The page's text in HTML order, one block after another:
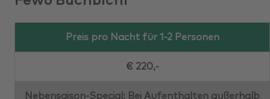
Preis pro Nacht für 1-2 Personen
€ 220,-
Nebensaison-Special: Bei Aufenthalten außerhalb